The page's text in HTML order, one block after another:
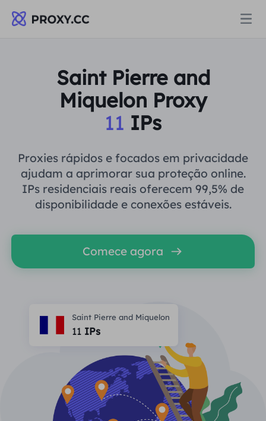
Proxies
PROCURAÇÃO RESIDENCIAL
Procuração Residencial
Proxy residencial estático
Proxy Residencial Ilimitado
Agente de data center estático
Procuração Residencial $0.8/GB
Proxy residencial estático
Proxy Residencial Ilimitado
Proxy ISP de longa duração
Data for AI
Soluções
POR CASO DE USO
Verificação de anúncios
FERRAMENTAS GRATUITAS
Verificador de proxy
Perguntas frequentes
Blogue
Português
English
Aproveitar77% de descontoe aja agora!
Residencial $0/GB $0/dia ilimitado
Saint Pierre and
Miquelon Proxy
11 IPs
Proxies rápidos e focados em privacidade
ajudam a aprimorar sua proteção online.
IPs residenciais reais oferecem 99,5% de
disponibilidade e conexões estáveis.
Comece agora
Saint Pierre and Miquelon
11IPs